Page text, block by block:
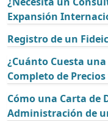
Expansión
Registro de un
¿Cuánto Cuesta una
Completo de
Cómo una Carta de
Administración de